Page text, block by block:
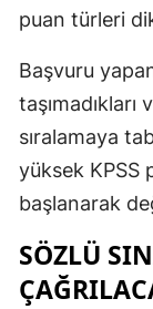
puan türleri
Başvuru
taşımadıkları
sıralamaya
yüksek KPSS
başlanarak
SÖZLÜ